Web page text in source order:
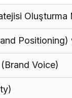
Oluşturma
Voice)